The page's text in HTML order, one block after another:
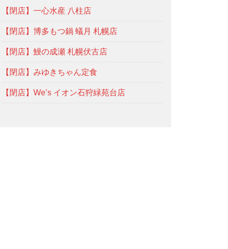
【閉店】一心水産 八柱店
【閉店】博多もつ鍋 蟻月 札幌店
【閉店】鰻の成瀬 札幌伏古店
【閉店】みゆきちゃん定食
【閉店】We’s イオン石狩緑苑台店